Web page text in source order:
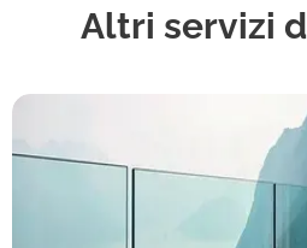
Altri servizi